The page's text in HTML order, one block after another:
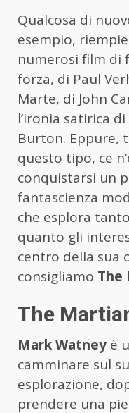
Qualcosa di
esempio,
numerosi film di
forza, di Paul
Marte, di John
l’ironia satirica
Burton. Eppure,
questo tipo, ce
conquistarsi un
fantascienza
che esplora
quanto gli
centro della sua
consigliamo The
The
Mark Watney è
camminare sul
esplorazione,
prendere una